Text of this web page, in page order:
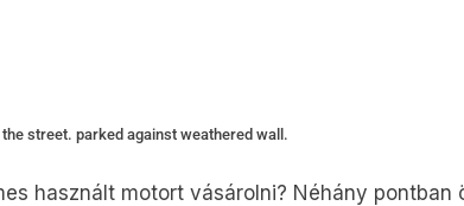
street. parked against weathered wall.
használt motort vásárolni? Néhány